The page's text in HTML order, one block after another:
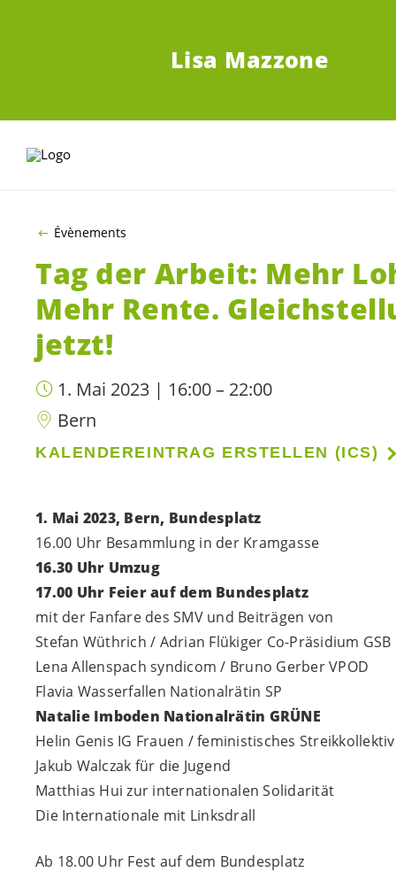
Lisa Mazzone
Évènements
Tag der Arbeit: Mehr
Mehr Rente.
jetzt!
1. Mai 2023 | 16:00 – 22:00
Bern
KALENDEREINTRAG ERSTELLEN (ICS)
1. Mai 2023, Bern, Bundesplatz
16.00 Uhr Besammlung in der Kramgasse
16.30 Uhr Umzug
17.00 Uhr Feier auf dem Bundesplatz
mit der Fanfare des SMV und Beiträgen von
Stefan Wüthrich / Adrian Flükiger Co-Präsidium GSB
Lena Allenspach syndicom / Bruno Gerber VPOD
Flavia Wasserfallen Nationalrätin SP
Natalie Imboden Nationalrätin GRÜNE
Helin Genis IG Frauen / feministisches
Jakub Walczak für die Jugend
Matthias Hui zur internationalen Solidarität
Die Internationale mit Linksdrall
Ab 18.00 Uhr Fest auf dem Bundesplatz